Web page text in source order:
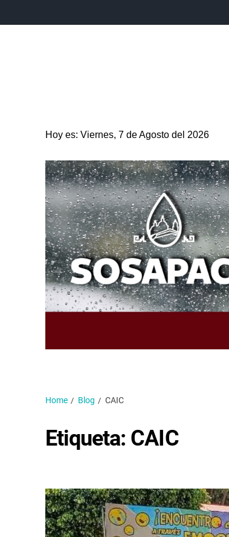
ENTRETENIMIENTO SALUD DEPORTES
Hoy es: Viernes, 7 de Agosto del 2026
Home Blog CAIC
Etiqueta: CAIC